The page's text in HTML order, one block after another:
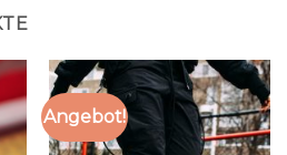
Angebot!